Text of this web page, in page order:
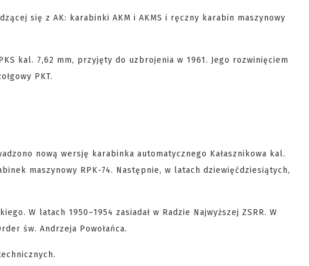
się z AK: karabinki AKM i AKMS i ręczny karabin maszynowy
kal. 7,62 mm, przyjęty do uzbrojenia w 1961. Jego rozwinięciem
PKT.
nową wersję karabinka automatycznego Kałasznikowa kal.
maszynowy RPK-74. Następnie, w latach dziewięćdziesiątych,
W latach 1950–1954 zasiadał w Radzie Najwyższej ZSRR. W
św. Andrzeja Powołańca.